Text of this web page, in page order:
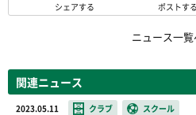
シェアする ポストする
ニュース一覧
関連ニュース
2023.05.11 クラブ スクール